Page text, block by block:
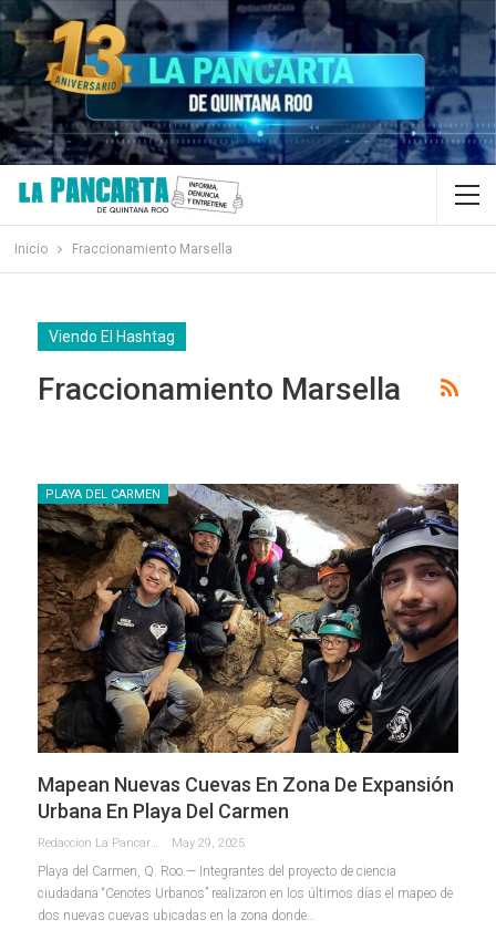
Inicio Fraccionamiento Marsella
Viendo El Hashtag
Fraccionamiento Marsella
PLAYA DEL CARMEN
Mapean Nuevas Cuevas En Zona De Expansión
Urbana En Playa Del Carmen
Redaccion La Pancarta De Quintana Roo May 29, 2025
Playa del Carmen, Q. Roo.— Integrantes del proyecto de ciencia
ciudadana “Cenotes Urbanos” realizaron en los últimos días el mapeo de
dos nuevas cuevas ubicadas en la zona donde…